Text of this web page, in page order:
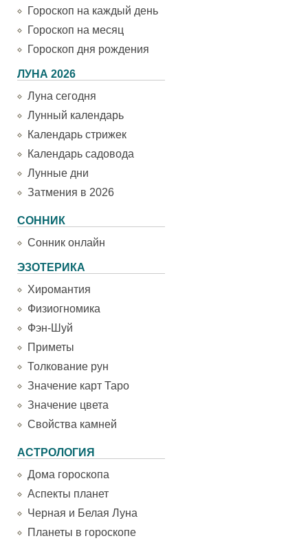
Гороскоп на каждый день
Гороскоп на месяц
Гороскоп дня рождения
ЛУНА 2026
Луна сегодня
Лунный календарь
Календарь стрижек
Календарь садовода
Лунные дни
Затмения в 2026
СОННИК
Сонник онлайн
ЭЗОТЕРИКА
Хиромантия
Физиогномика
Фэн-Шуй
Приметы
Толкование рун
Значение карт Таро
Значение цвета
Свойства камней
АСТРОЛОГИЯ
Дома гороскопа
Аспекты планет
Черная и Белая Луна
Планеты в гороскопе